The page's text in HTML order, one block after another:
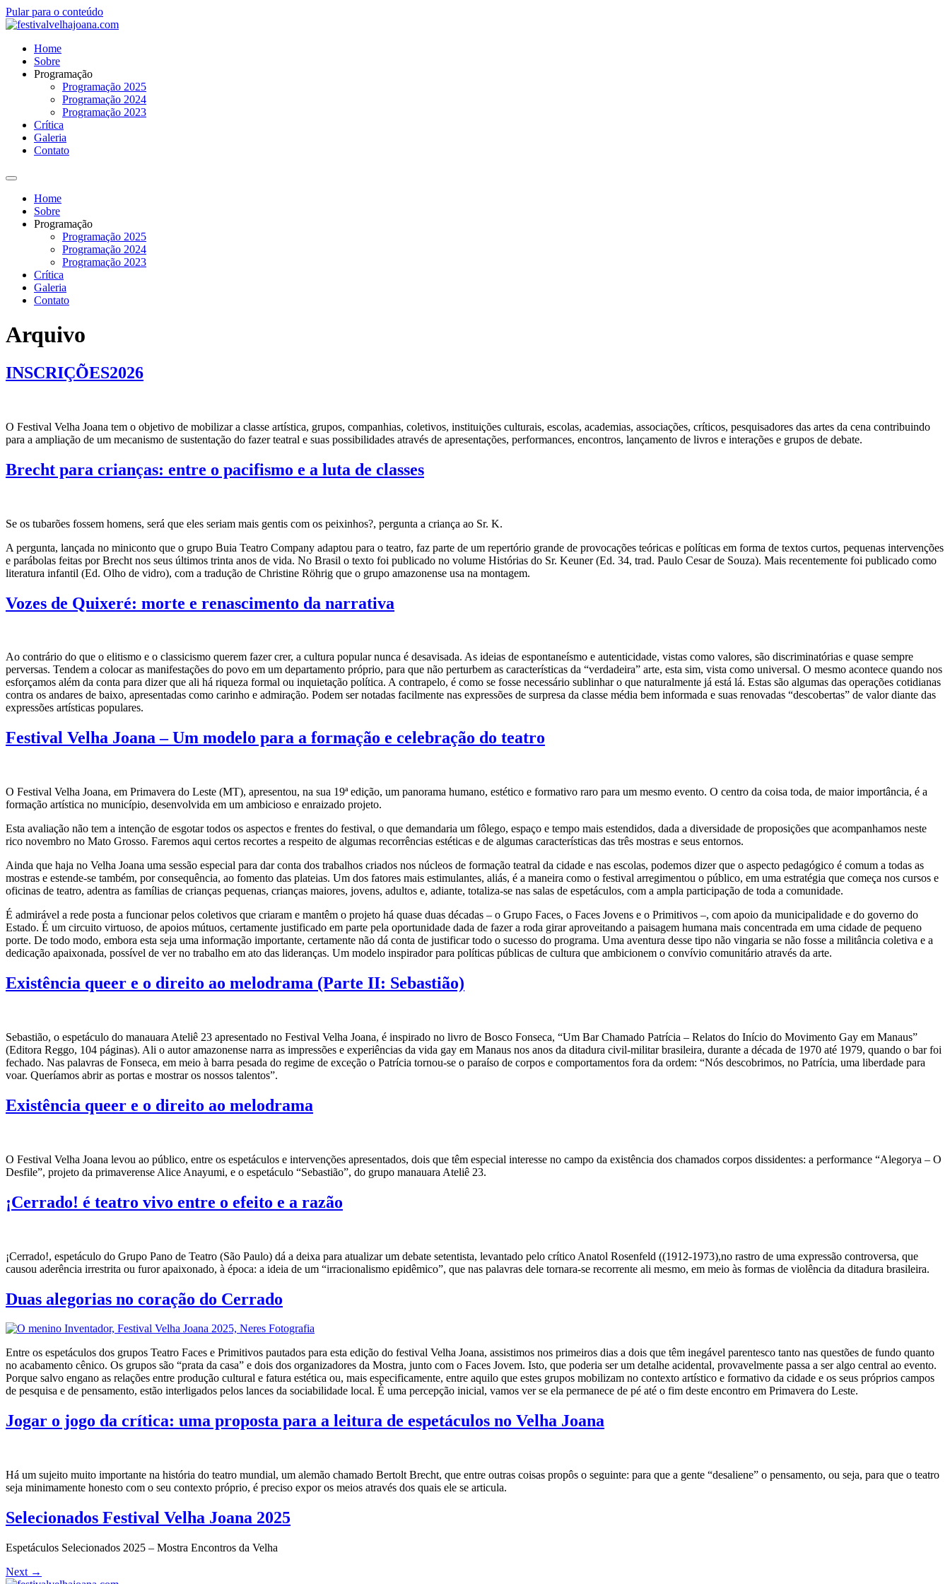
Pular para o conteúdo
Home
Sobre
Programação
Programação 2025
Programação 2024
Programação 2023
Crítica
Galeria
Contato
Home
Sobre
Programação
Programação 2025
Programação 2024
Programação 2023
Crítica
Galeria
Contato
Arquivo
INSCRIÇÕES2026
O Festival Velha Joana tem o objetivo de mobilizar a classe artística, grupos, companhias, coletivos, instituições culturais, escolas, academias, associações, críticos, pesquisadores das artes da cena contribuindo
para a ampliação de um mecanismo de sustentação do fazer teatral e suas possibilidades através de apresentações, performances, encontros, lançamento de livros e interações e grupos de debate.
Brecht para crianças: entre o pacifismo e a luta de classes
Se os tubarões fossem homens, será que eles seriam mais gentis com os peixinhos?, pergunta a criança ao Sr. K.
A pergunta, lançada no miniconto que o grupo Buia Teatro Company adaptou para o teatro, faz parte de um repertório grande de provocações teóricas e políticas em forma de textos curtos, pequenas intervenções
e parábolas feitas por Brecht nos seus últimos trinta anos de vida. No Brasil o texto foi publicado no volume Histórias do Sr. Keuner (Ed. 34, trad. Paulo Cesar de Souza). Mais recentemente foi publicado como
literatura infantil (Ed. Olho de vidro), com a tradução de Christine Röhrig que o grupo amazonense usa na montagem.
Vozes de Quixeré: morte e renascimento da narrativa
Ao contrário do que o elitismo e o classicismo querem fazer crer, a cultura popular nunca é desavisada. As ideias de espontaneísmo e autenticidade, vistas como valores, são discriminatórias e quase sempre
perversas. Tendem a colocar as manifestações do povo em um departamento próprio, para que não perturbem as características da “verdadeira” arte, esta sim, vista como universal. O mesmo acontece quando nos
esforçamos além da conta para dizer que ali há riqueza formal ou inquietação política. A contrapelo, é como se fosse necessário sublinhar o que naturalmente já está lá. Estas são algumas das operações cotidianas
contra os andares de baixo, apresentadas como carinho e admiração. Podem ser notadas facilmente nas expressões de surpresa da classe média bem informada e suas renovadas “descobertas” de valor diante das
expressões artísticas populares.
Festival Velha Joana – Um modelo para a formação e celebração do teatro
O Festival Velha Joana, em Primavera do Leste (MT), apresentou, na sua 19ª edição, um panorama humano, estético e formativo raro para um mesmo evento. O centro da coisa toda, de maior importância, é a
formação artística no município, desenvolvida em um ambicioso e enraizado projeto.
Esta avaliação não tem a intenção de esgotar todos os aspectos e frentes do festival, o que demandaria um fôlego, espaço e tempo mais estendidos, dada a diversidade de proposições que acompanhamos neste
rico novembro no Mato Grosso. Faremos aqui certos recortes a respeito de algumas recorrências estéticas e de algumas características das três mostras e seus entornos.
Ainda que haja no Velha Joana uma sessão especial para dar conta dos trabalhos criados nos núcleos de formação teatral da cidade e nas escolas, podemos dizer que o aspecto pedagógico é comum a todas as
mostras e estende-se também, por consequência, ao fomento das plateias. Um dos fatores mais estimulantes, aliás, é a maneira como o festival arregimentou o público, em uma estratégia que começa nos cursos e
oficinas de teatro, adentra as famílias de crianças pequenas, crianças maiores, jovens, adultos e, adiante, totaliza-se nas salas de espetáculos, com a ampla participação de toda a comunidade.
É admirável a rede posta a funcionar pelos coletivos que criaram e mantêm o projeto há quase duas décadas – o Grupo Faces, o Faces Jovens e o Primitivos –, com apoio da municipalidade e do governo do
Estado. É um circuito virtuoso, de apoios mútuos, certamente justificado em parte pela oportunidade dada de fazer a roda girar aproveitando a paisagem humana mais concentrada em uma cidade de pequeno
porte. De todo modo, embora esta seja uma informação importante, certamente não dá conta de justificar todo o sucesso do programa. Uma aventura desse tipo não vingaria se não fosse a militância coletiva e a
dedicação apaixonada, possível de ver no trabalho em ato das lideranças. Um modelo inspirador para políticas públicas de cultura que ambicionem o convívio comunitário através da arte.
Existência queer e o direito ao melodrama (Parte II: Sebastião)
Sebastião, o espetáculo do manauara Ateliê 23 apresentado no Festival Velha Joana, é inspirado no livro de Bosco Fonseca, “Um Bar Chamado Patrícia – Relatos do Início do Movimento Gay em Manaus”
(Editora Reggo, 104 páginas). Ali o autor amazonense narra as impressões e experiências da vida gay em Manaus nos anos da ditadura civil-militar brasileira, durante a década de 1970 até 1979, quando o bar foi
fechado. Nas palavras de Fonseca, em meio à barra pesada do regime de exceção o Patrícia tornou-se o paraíso de corpos e comportamentos fora da ordem: “Nós descobrimos, no Patrícia, uma liberdade para
voar. Queríamos abrir as portas e mostrar os nossos talentos”.
Existência queer e o direito ao melodrama
O Festival Velha Joana levou ao público, entre os espetáculos e intervenções apresentados, dois que têm especial interesse no campo da existência dos chamados corpos dissidentes: a performance “Alegorya – O
Desfile”, projeto da primaverense Alice Anayumi, e o espetáculo “Sebastião”, do grupo manauara Ateliê 23.
¡Cerrado! é teatro vivo entre o efeito e a razão
¡Cerrado!, espetáculo do Grupo Pano de Teatro (São Paulo) dá a deixa para atualizar um debate setentista, levantado pelo crítico Anatol Rosenfeld ((1912-1973),no rastro de uma expressão controversa, que
causou aderência irrestrita ou furor apaixonado, à época: a ideia de um “irracionalismo epidêmico”, que nas palavras dele tornara-se recorrente ali mesmo, em meio às formas de violência da ditadura brasileira.
Duas alegorias no coração do Cerrado
Entre os espetáculos dos grupos Teatro Faces e Primitivos pautados para esta edição do festival Velha Joana, assistimos nos primeiros dias a dois que têm inegável parentesco tanto nas questões de fundo quanto
no acabamento cênico. Os grupos são “prata da casa” e dois dos organizadores da Mostra, junto com o Faces Jovem. Isto, que poderia ser um detalhe acidental, provavelmente passa a ser algo central ao evento.
Porque salvo engano as relações entre produção cultural e fatura estética ou, mais especificamente, entre aquilo que estes grupos mobilizam no contexto artístico e formativo da cidade e os seus próprios campos
de pesquisa e de pensamento, estão interligados pelos lances da sociabilidade local. É uma percepção inicial, vamos ver se ela permanece de pé até o fim deste encontro em Primavera do Leste.
Jogar o jogo da crítica: uma proposta para a leitura de espetáculos no Velha Joana
Há um sujeito muito importante na história do teatro mundial, um alemão chamado Bertolt Brecht, que entre outras coisas propôs o seguinte: para que a gente “desaliene” o pensamento, ou seja, para que o teatro
seja minimamente honesto com o seu contexto próprio, é preciso expor os meios através dos quais ele se articula.
Selecionados Festival Velha Joana 2025
Espetáculos Selecionados 2025 – Mostra Encontros da Velha
Next →